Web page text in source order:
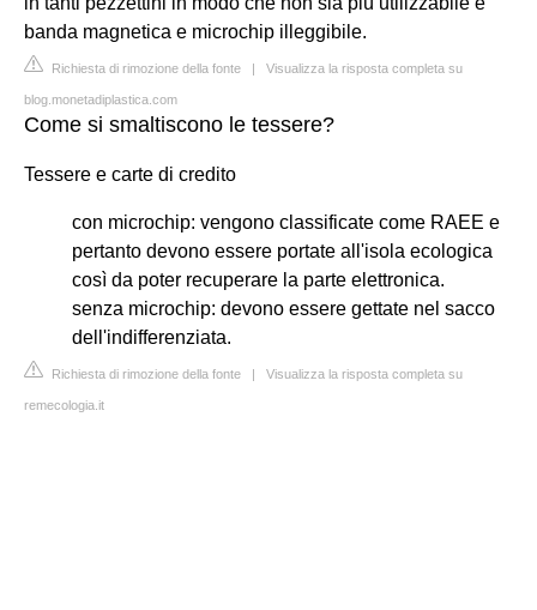
banda magnetica e microchip illeggibile.
Richiesta di rimozione della fonte | Visualizza la risposta completa su
blog.monetadiplastica.com
Come si smaltiscono le tessere?
Tessere e carte di credito
con microchip: vengono classificate come RAEE e
pertanto devono essere portate all'isola ecologica
così da poter recuperare la parte elettronica.
senza microchip: devono essere gettate nel sacco
dell'indifferenziata.
Richiesta di rimozione della fonte | Visualizza la risposta completa su
remecologia.it